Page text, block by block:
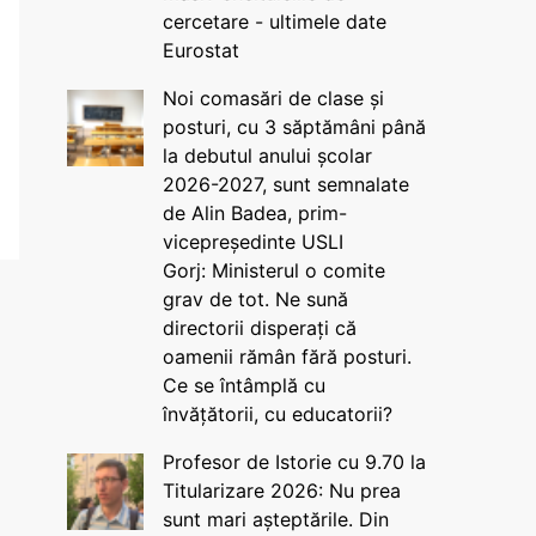
cercetare - ultimele date
Eurostat
Noi comasări de clase și
posturi, cu 3 săptămâni până
la debutul anului școlar
2026-2027, sunt semnalate
de Alin Badea, prim-
vicepreședinte USLI
Gorj: Ministerul o comite
grav de tot. Ne sună
directorii disperați că
oamenii rămân fără posturi.
Ce se întâmplă cu
învățătorii, cu educatorii?
Profesor de Istorie cu 9.70 la
Titularizare 2026: Nu prea
sunt mari așteptările. Din